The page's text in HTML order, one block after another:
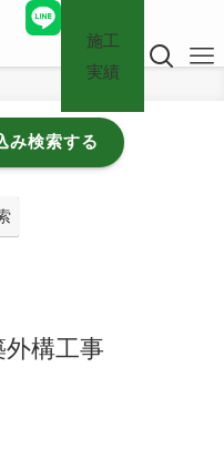
施工
実績
み検索する
外構工事